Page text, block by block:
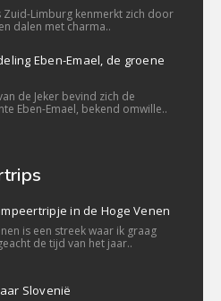
Zuid-Limburg kenmerkt zich door
dalen met charma..
Eben-Emael, de groene
de Jeker bevind zich de
Eben-Emael, bekend omwille..
in de Hoge Venen
is een streek waar ik graag
de tijd van het jaar..
Slovenië